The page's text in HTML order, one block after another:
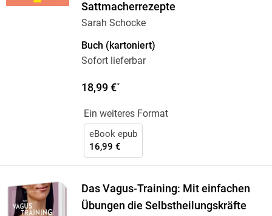
Sattmacherrezepte
Sarah Schocke
Buch (kartoniert)
Sofort lieferbar
18,99 €*
Ein weiteres Format
eBook epub
16,99 €
Das Vagus-Training: Mit einfachen
Übungen die Selbstheilungskräfte